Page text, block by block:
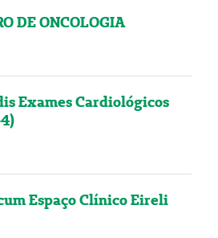
DE ONCOLOGIA
Exames Cardiológicos
Espaço Clínico Eireli